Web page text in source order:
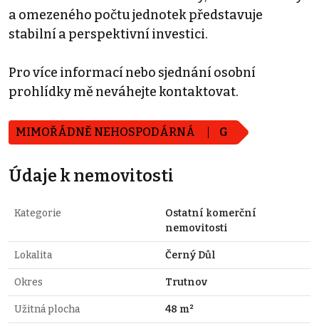
a omezeného počtu jednotek představuje
stabilní a perspektivní investici.
Pro více informací nebo sjednání osobní
prohlídky mě neváhejte kontaktovat.
MIMOŘÁDNĚ NEHOSPODÁRNÁ G
Údaje k nemovitosti
Kategorie
Ostatní komerční
nemovitosti
Lokalita Černý Důl
Okres Trutnov
Užitná plocha 48 m²